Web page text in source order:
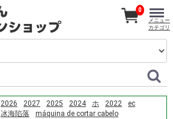
2026 2027 2025 2024 ホ 2022
ec
冰海陷落
máquina de cortar cabelo
0
メニュー
カテゴリ